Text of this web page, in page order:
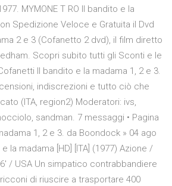
MYMONE T RO Il bandito e la
Spedizione Veloce e Gratuita il Dvd
2 e 3 (Cofanetto 2 dvd), il film diretto
Scopri subito tutti gli Sconti e le
Il bandito e la madama 1, 2 e 3.
indiscrezioni e tutto ciò che
(ITA, region2) Moderatori: ivs,
sandman. 7 messaggi • Pagina
1, 2 e 3. da Boondock » 04 ago
la madama [HD] [ITA] (1977) Azione /
/ USA Un simpatico contrabbandiere
di riuscire a trasportare 400